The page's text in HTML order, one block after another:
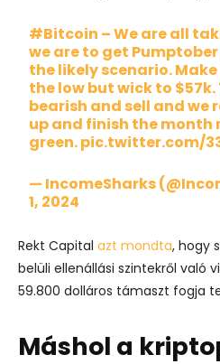
#Bitcoin – We are all
we are to get
the likely scenario.
the low but wick to $57k.
bearish and sell and we
up and finish the month
green.pic.twitter.com/
— IncomeSharks
1, 2024
Rekt Capital azt mondta, hogy
belüli ellenállási szintekről való
59.800 dolláros támaszt fogja
Máshol a